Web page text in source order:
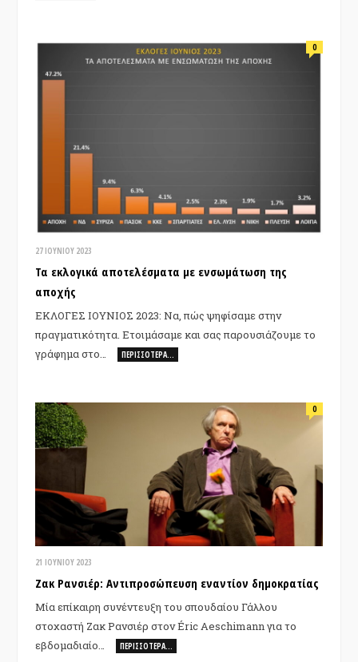
27 ΙΟΥΝΊΟΥ 2023
0
Τα εκλογικά αποτελέσματα με ενσωμάτωση της
αποχής
ΕΚΛΟΓΕΣ ΙΟΥΝΙΟΣ 2023: Να, πώς ψηφίσαμε στην
πραγματικότητα. Ετοιμάσαμε και σας παρουσιάζουμε το
γράφημα στο…
ΠΕΡΙΣΣΌΤΕΡΑ…
21 ΙΟΥΝΊΟΥ 2023
0
Ζακ Ρανσιέρ: Αντιπροσώπευση εναντίον δημοκρατίας
Μία επίκαιρη συνέντευξη του σπουδαίου Γάλλου
στοχαστή Ζακ Ρανσιέρ στον Éric Aeschimann για το
εβδομαδιαίο…
ΠΕΡΙΣΣΌΤΕΡΑ…